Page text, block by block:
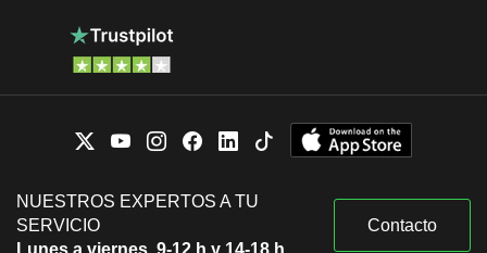
NUESTROS EXPERTOS A TU
SERVICIO
Lunes a viernes, 9-12 h y 14-18 h
Contacto